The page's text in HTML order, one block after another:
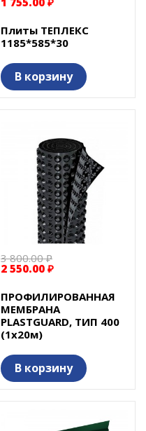
Плиты ТЕПЛЕКС
1185*585*30
В корзину
3 800.00 ₽
2 550.00 ₽
ПРОФИЛИРОВАННАЯ
МЕМБРАНА
PLASTGUARD, ТИП 400
(1х20м)
В корзину